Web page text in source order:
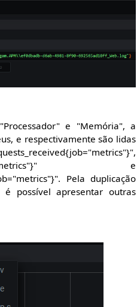
e "Memória", a
e respectivamente são lidas
e
Pela duplicação
possível apresentar outras